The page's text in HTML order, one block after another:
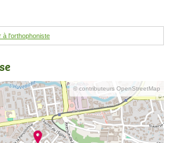
à l'orthophoniste
© contributeurs OpenStreetMap